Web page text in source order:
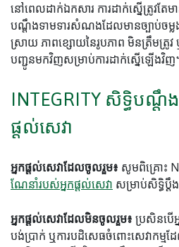
នៅពេលដាក់ឯកសារ ការដាក់ស្នើត្រូវតែ
បណ្តឹងទាមទារសំណងដែលមានច្បាប់ចម្ល
ស្រាយ ភាពខ្សោយនៃរូបភាព មិនត្រឹមត្រូ
បញ្ជូនមកវិញសម្រាប់ការដាក់ស្នើឡើងវិញ
INTEGRITY សិទ្ធិបណ្តឹ
ផ្តល់សេវា
អ្នកផ្តល់សេវាដែលចូលរួម៖ សូមពិគ្រោះ
ណែនាំរបស់អ្នកផ្តល់សេវា សម្រាប់សិទ្ធិប្តឹ
អ្នកផ្តល់សេវាដែលមិនចូលរួម៖ ប្រសិនបើ
បង់ប្រាក់ ឬការបដិសេធចំពោះសេវាកម្មដ